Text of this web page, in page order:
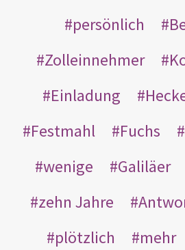
persönlich
Zolleinnehmer
Einladung
Festmahl
Fuchs
wenige
Galiläer
zehn Jahre
plötzlich
mehr